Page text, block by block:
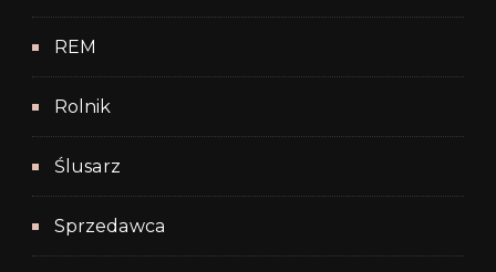
REM
Rolnik
Ślusarz
Sprzedawca